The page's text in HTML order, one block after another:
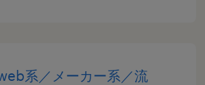
系／メーカー系／流